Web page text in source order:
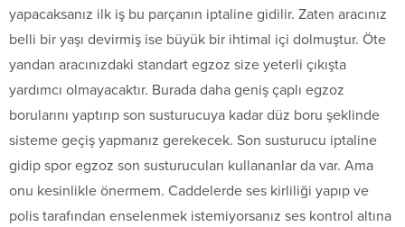
yapacaksanız ilk iş bu parçanın iptaline gidilir. Zaten aracınız
belli bir yaşı devirmiş ise büyük bir ihtimal içi dolmuştur. Öte
yandan aracınızdaki standart egzoz size yeterli çıkışta
yardımcı olmayacaktır. Burada daha geniş çaplı egzoz
borularını yaptırıp son susturucuya kadar düz boru şeklinde
sisteme geçiş yapmanız gerekecek. Son susturucu iptaline
gidip spor egzoz son susturucuları kullananlar da var. Ama
onu kesinlikle önermem. Caddelerde ses kirliliği yapıp ve
polis tarafından enselenmek istemiyorsanız ses kontrol altına